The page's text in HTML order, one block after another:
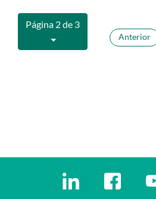
Página 2 de 3
Anterior
Ir a a la red social.
Ir a a la